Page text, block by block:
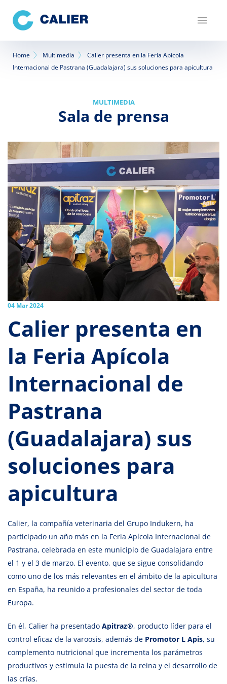
contenido
principal
Sobrescribir
enlaces
la
navegación
Home Multimedia
Calier presenta en la Feria Apícola
Internacional de Pastrana (Guadalajara) sus soluciones para apicultura
MULTIMEDIA
Sala de prensa
04 Mar 2024
Calier presenta en
la Feria Apícola
Internacional de
Pastrana
(Guadalajara) sus
soluciones para
apicultura
Calier, la compañía veterinaria del Grupo Indukern, ha
participado un año más en la Feria Apícola Internacional de
Pastrana, celebrada en este municipio de Guadalajara entre
el 1 y el 3 de marzo. El evento, que se sigue consolidando
como uno de los más relevantes en el ámbito de la apicultura
en España, ha reunido a profesionales del sector de toda
Europa.
En él, Calier ha presentado Apitraz®, producto líder para el
control eficaz de la varoosis, además de Promotor L Apis, su
complemento nutricional que incrementa los parámetros
productivos y estimula la puesta de la reina y el desarrollo de
las crías.